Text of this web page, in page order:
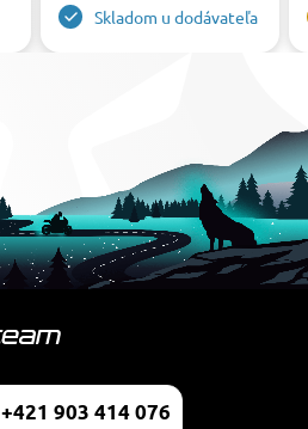
Skladom u dodávateľa
+421 903 414 076